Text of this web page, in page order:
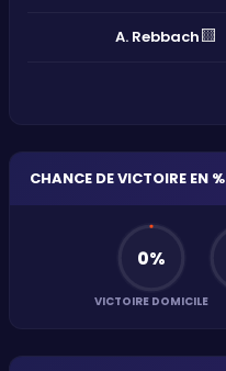
A. Rebbach🟨
CHANCE DE VICTOIRE EN %
0%
VICTOIRE DOMICILE